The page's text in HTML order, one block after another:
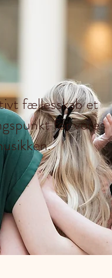
fællesskab et
for vores